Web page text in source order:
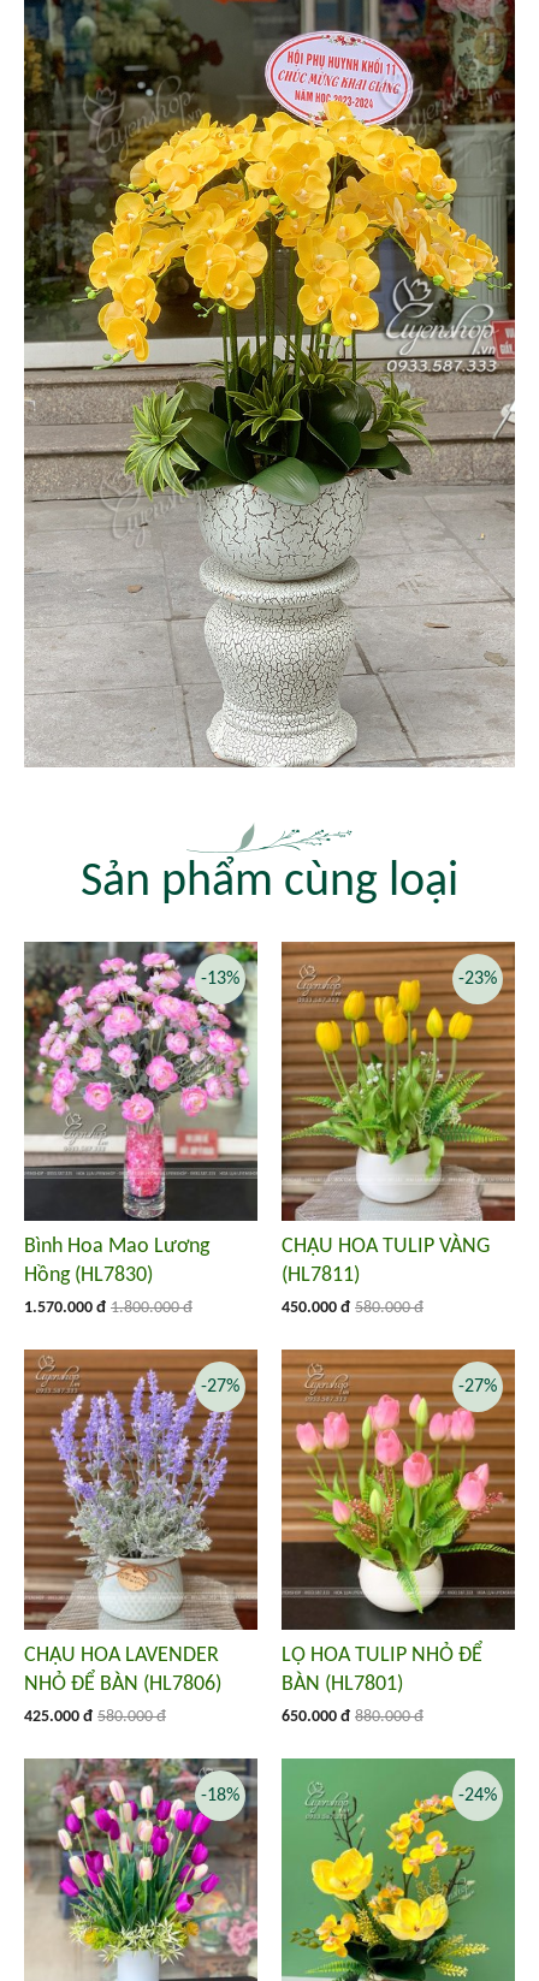
Sản phẩm cùng loại
Bình Hoa Mao Lương
Hồng (HL7830)
1.570.000 đ 1.800.000 đ
-13%
CHẬU HOA TULIP VÀNG
(HL7811)
450.000 đ 580.000 đ
-23%
CHẬU HOA LAVENDER
NHỎ ĐỂ BÀN (HL7806)
425.000 đ 580.000 đ
-27%
LỌ HOA TULIP NHỎ ĐỂ
BÀN (HL7801)
650.000 đ 880.000 đ
-27%
-18% -24%